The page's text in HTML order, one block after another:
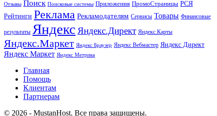
Отзывы Поиск Поисковые системы Приложения ПромоСтраницы РСЯ
Рейтинги Реклама Рекламодателям Сервисы Товары Финансовые
результаты Яндекс Яндекс.Директ Яндекс.Карты
Яндекс.Маркет Яндекс Браузер Яндекс Вебмастер Яндекс Директ
Яндекс Маркет Яндекс Метрика
Главная
Помощь
Клиентам
Партнерам
© 2026 - MustanHost. Все права защищены.